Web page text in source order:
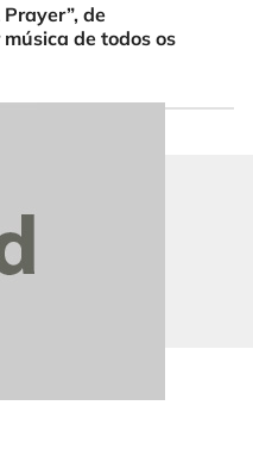
de
de todos os